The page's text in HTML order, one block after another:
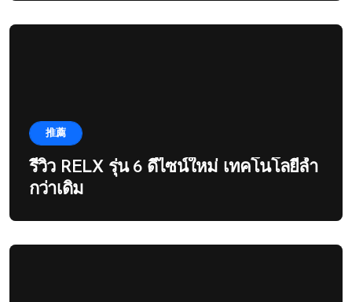
推薦
รีวิว RELX รุ่น 6 ดีไซน์ใหม่ เทคโนโลยีล้ำ
กว่าเดิม